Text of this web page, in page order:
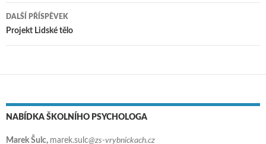
DALŠÍ PŘÍSPĚVEK
Projekt Lidské tělo
NABÍDKA ŠKOLNÍHO PSYCHOLOGA
Marek Šulc, marek.sulc@zs-vrybnickach.cz